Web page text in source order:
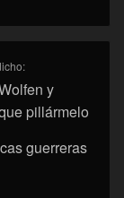
y
pillármelo
guerreras